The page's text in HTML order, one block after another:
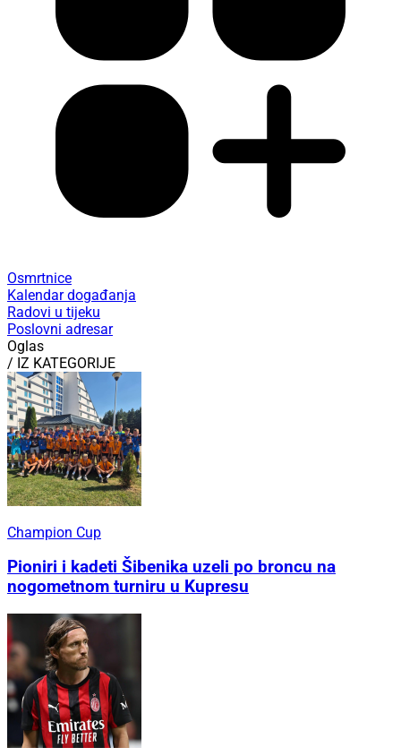
Osmrtnice
Kalendar događanja
Radovi u tijeku
Poslovni adresar
Oglas
/ IZ KATEGORIJE
Champion Cup
Pioniri i kadeti Šibenika uzeli po broncu na
nogometnom turniru u Kupresu